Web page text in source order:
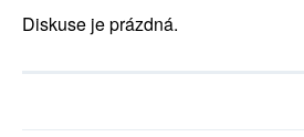
Diskuse je prázdná.